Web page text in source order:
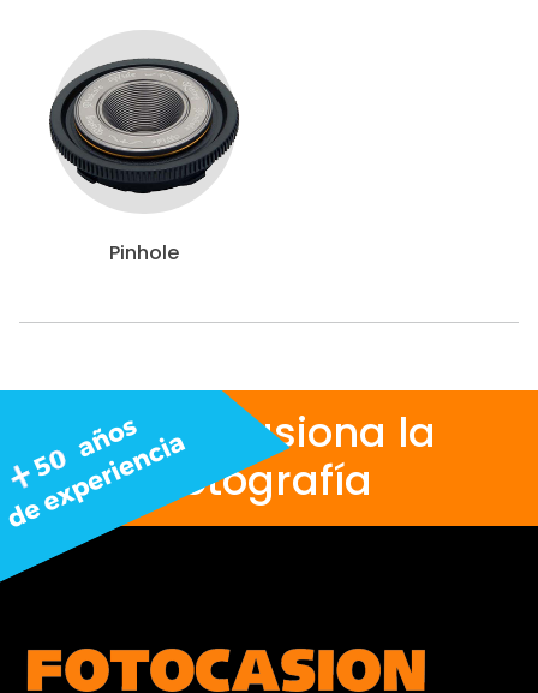
Pinhole
Nos apasiona la
fotografía